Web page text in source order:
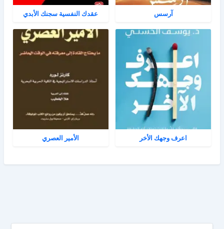
آرسس عقدك النفسية سجنك الأبدي
اعرف وجهك الأخر الأمير العصري